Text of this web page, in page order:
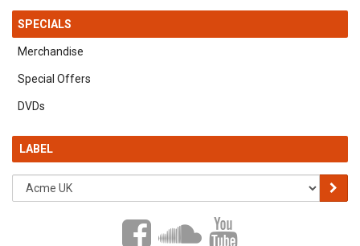
SPECIALS
Merchandise
Special Offers
DVDs
LABEL